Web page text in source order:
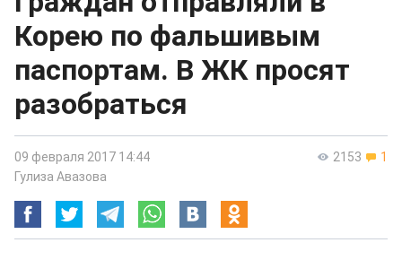
Корею по фальшивым
паспортам. В ЖК просят
разобраться
2153 1
09 февраля 2017 14:44
Гулиза Авазова